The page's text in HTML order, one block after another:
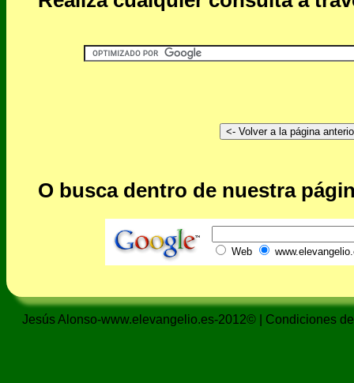
O busca dentro de nuestra
Web
Jesús Alonso-www.elevangelio.es-2012© | Condiciones